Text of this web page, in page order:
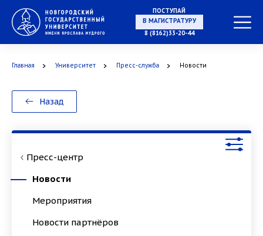
ПОСТУПАЙ
НА СПЕЦИАЛИТЕТ
8 (8162)33-20-44
Главная Университет Пресс-служба Новости
Назад
Пресс-центр
Новости
Мероприятия
Новости партнёров